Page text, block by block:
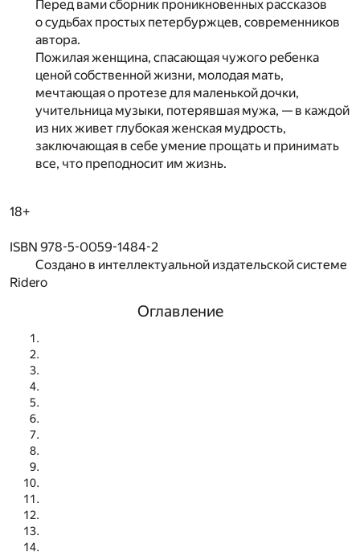
Перед вами сборник проникновенных рассказов
о судьбах простых петербуржцев, современников
автора.
Пожилая женщина, спасающая чужого ребенка
ценой собственной жизни, молодая мать,
мечтающая о протезе для маленькой дочки,
учительница музыки, потерявшая мужа, — в каждой
из них живет глубокая женская мудрость,
заключающая в себе умение прощать и принимать
все, что преподносит им жизнь.
18+
ISBN 978-5-0059-1484-2
Создано в интеллектуальной издательской системе
Ridero
Оглавление